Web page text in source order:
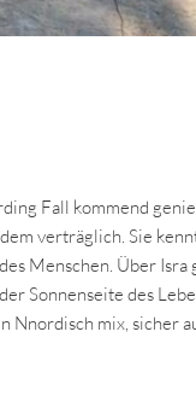
Fall kommend
verträglich. Sie
Menschen. Über Isra
Sonnenseite des
Nnordisch mix, sicher